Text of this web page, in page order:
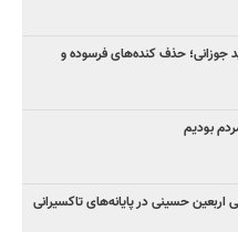
جوزانی؛ حذف کنده‌های فرسوده و
بودیم
اربعین حسینی در پایانه‌های تاکسیرانی